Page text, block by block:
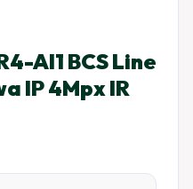
AI1 BCS Line
IP 4Mpx IR